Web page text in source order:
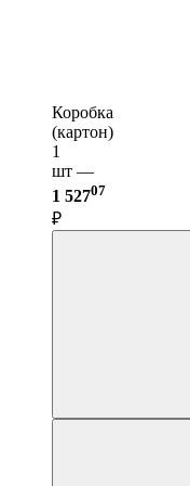
Коробка
(картон)
1
шт —
1 52707
₽